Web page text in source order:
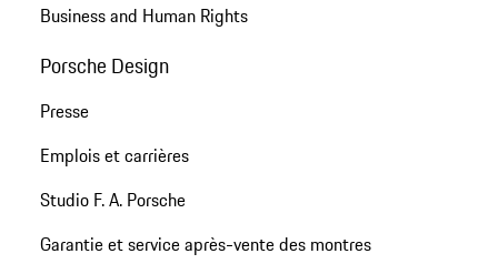
Business and Human Rights
Porsche Design
Presse
Emplois et carrières
Studio F. A. Porsche
Garantie et service après-vente des montres